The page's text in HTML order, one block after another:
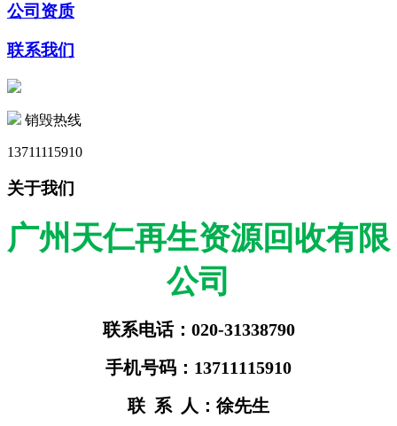
公司资质
联系我们
销毁热线
13711115910
关于我们
广州天仁再生资源回收有限
公司
联系电话：020-31338790
手机号码：13711115910
联 系 人：徐先生